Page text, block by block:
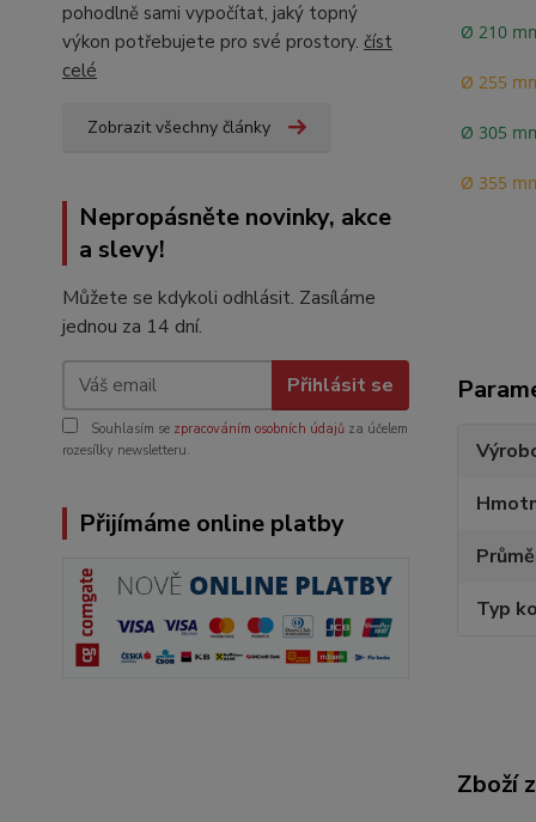
pohodlně sami vypočítat, jaký topný
výkon potřebujete pro své prostory. číst
celé
Zobrazit všechny články
Nepropásněte novinky, akce
a slevy!
Můžete se kdykoli odhlásit. Zasíláme
jednou za 14 dní.
Přihlásit se
Souhlasím se zpracováním osobních údajů za účelem
rozesílky newsletteru.
Přijímáme online platby
Ø 210
Ø 255
Ø 305
Ø 355
Typ
Zboží